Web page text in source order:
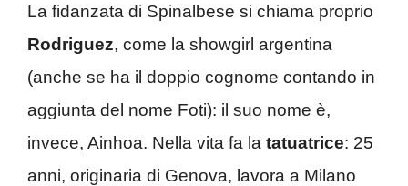
La fidanzata di Spinalbese si chiama proprio
Rodriguez, come la showgirl argentina
(anche se ha il doppio cognome contando in
aggiunta del nome Foti): il suo nome è,
invece, Ainhoa. Nella vita fa la tatuatrice: 25
anni, originaria di Genova, lavora a Milano